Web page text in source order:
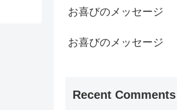
お喜びのメッセージ
お喜びのメッセージ
Recent Comments